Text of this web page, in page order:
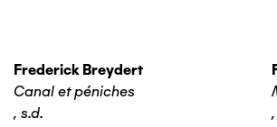
Frederick Breydert
Canal et péniches
, s.d.
,